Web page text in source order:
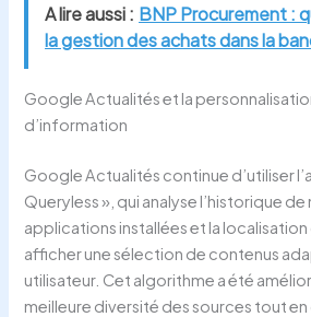
A lire aussi : BNP Procurement :
la gestion des achats dans la
Google Actualités et la
d’information
Google Actualités continue d’utiliser
Queryless », qui analyse l’historique
applications installées et la
afficher une sélection de contenus
utilisateur. Cet algorithme a été
meilleure diversité des sources tout